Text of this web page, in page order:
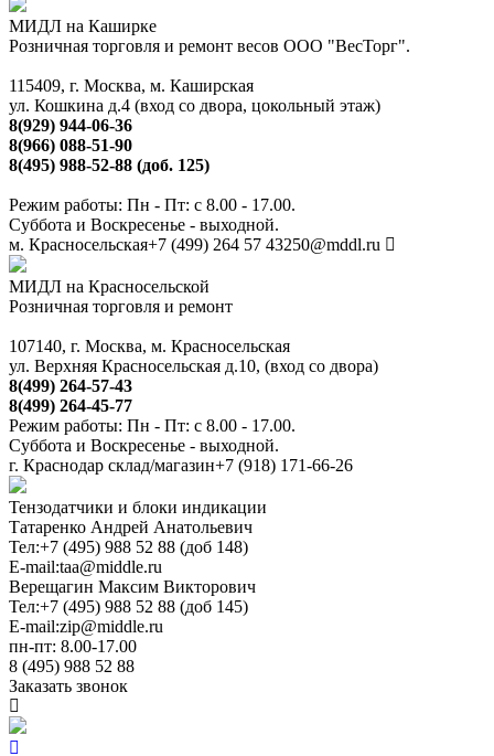
МИДЛ на Каширке
Розничная торговля и ремонт весов ООО "ВесТорг".
115409, г. Москва, м. Каширская
ул. Кошкина д.4 (вход со двора, цокольный этаж)
8(929) 944-06-36
8(966) 088-51-90
8(495) 988-52-88 (доб. 125)
Режим работы: Пн - Пт: с 8.00 - 17.00.
Суббота и Воскресенье - выходной.
м. Красносельская+7 (499) 264 57 43250@mddl.ru
МИДЛ на Красносельской
Розничная торговля и ремонт
107140, г. Москва, м. Красносельская
ул. Верхняя Красносельская д.10, (вход со двора)
8(499) 264-57-43
8(499) 264-45-77
Режим работы: Пн - Пт: с 8.00 - 17.00.
Суббота и Воскресенье - выходной.
г. Краснодар склад/магазин+7 (918) 171-66-26
Тензодатчики и блоки индикации
Татаренко Андрей Анатольевич
Тел:+7 (495) 988 52 88 (доб 148)
E-mail:taa@middle.ru
Верещагин Максим Викторович
Тел:+7 (495) 988 52 88 (доб 145)
E-mail:zip@middle.ru
пн-пт: 8.00-17.00
8 (495) 988 52 88
Заказать звонок